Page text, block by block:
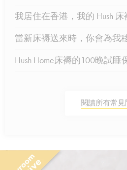
我居住在香港，我的 Hush
當新床褥送來時，你會為我
Hush Home床褥的100晚試
閱讀所有常見